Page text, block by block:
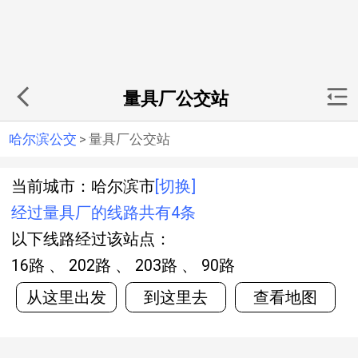
量具厂公交站
哈尔滨公交 > 量具厂公交站
当前城市：哈尔滨市 [切换]
经过量具厂的线路共有4条
以下线路经过该站点：
16路 、 202路 、 203路 、 90路
从这里出发
到这里去 查看地图